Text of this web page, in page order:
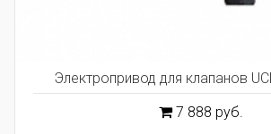
Электропривод для клапанов
7 888 руб.